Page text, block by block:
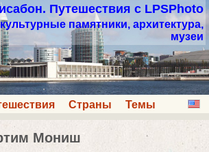
Путешествия с LPSPhoto
памятники, архитектура,
музеи
Страны Темы
Мониш